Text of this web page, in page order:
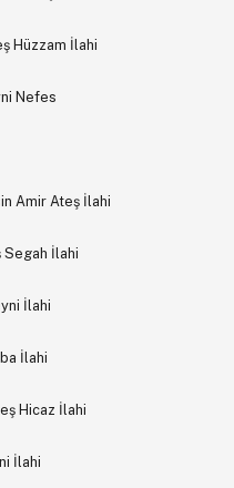
Hüzzam İlahi
Nefes
Amir Ateş İlahi
Segah İlahi
İlahi
İlahi
Hicaz İlahi
İlahi